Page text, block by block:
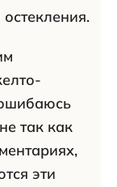
так как
эти